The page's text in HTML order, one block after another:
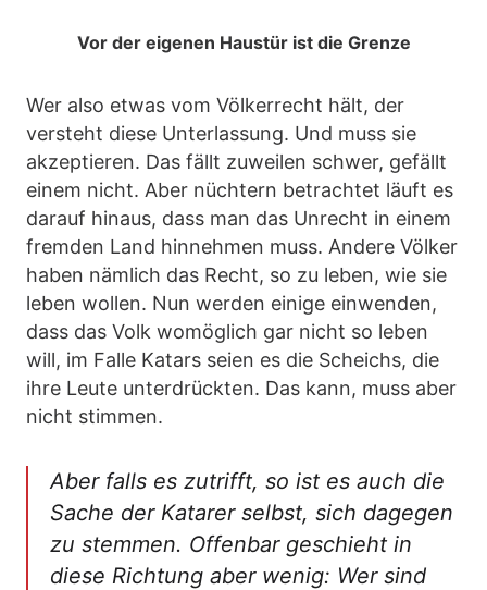
Vor der eigenen Haustür ist die Grenze
Wer also etwas vom Völkerrecht hält, der
versteht diese Unterlassung. Und muss sie
akzeptieren. Das fällt zuweilen schwer, gefällt
einem nicht. Aber nüchtern betrachtet läuft es
darauf hinaus, dass man das Unrecht in einem
fremden Land hinnehmen muss. Andere Völker
haben nämlich das Recht, so zu leben, wie sie
leben wollen. Nun werden einige einwenden,
dass das Volk womöglich gar nicht so leben
will, im Falle Katars seien es die Scheichs, die
ihre Leute unterdrückten. Das kann, muss aber
nicht stimmen.
Aber falls es zutrifft, so ist es auch die
Sache der Katarer selbst, sich dagegen
zu stemmen. Offenbar geschieht in
diese Richtung aber wenig: Wer sind